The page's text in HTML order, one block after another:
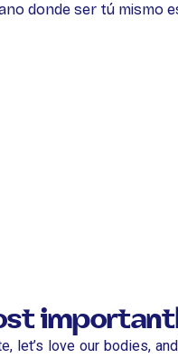
donde ser tú mismo
let’s love our bodies,